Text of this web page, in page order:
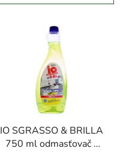
IO SGRASSO & BRILLA
750 ml odmasťovač -